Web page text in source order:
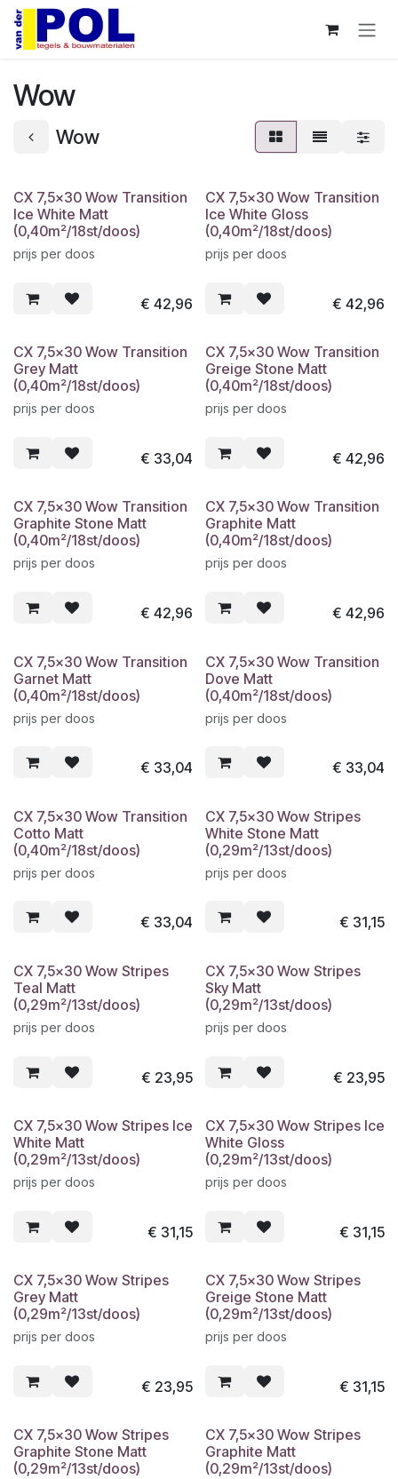
Overslaan naar inhoud
Wow
Wow
CX 7,5x30 Wow Transition
Ice White Matt
(0,40m²/18st/doos)
prijs per doos
€ 42,96
CX 7,5x30 Wow Transition
Ice White Gloss
(0,40m²/18st/doos)
prijs per doos
€ 42,96
CX 7,5x30 Wow Transition
Grey Matt
(0,40m²/18st/doos)
prijs per doos
€ 33,04
CX 7,5x30 Wow Transition
Greige Stone Matt
(0,40m²/18st/doos)
prijs per doos
€ 42,96
CX 7,5x30 Wow Transition
Graphite Stone Matt
(0,40m²/18st/doos)
prijs per doos
€ 42,96
CX 7,5x30 Wow Transition
Graphite Matt
(0,40m²/18st/doos)
prijs per doos
€ 42,96
CX 7,5x30 Wow Transition
Garnet Matt
(0,40m²/18st/doos)
prijs per doos
€ 33,04
CX 7,5x30 Wow Transition
Dove Matt
(0,40m²/18st/doos)
prijs per doos
€ 33,04
CX 7,5x30 Wow Transition
Cotto Matt
(0,40m²/18st/doos)
prijs per doos
€ 33,04
CX 7,5x30 Wow Stripes
White Stone Matt
(0,29m²/13st/doos)
prijs per doos
€ 31,15
CX 7,5x30 Wow Stripes
Teal Matt
(0,29m²/13st/doos)
prijs per doos
€ 23,95
CX 7,5x30 Wow Stripes
Sky Matt
(0,29m²/13st/doos)
prijs per doos
€ 23,95
CX 7,5x30 Wow Stripes Ice
White Matt
(0,29m²/13st/doos)
prijs per doos
€ 31,15
CX 7,5x30 Wow Stripes Ice
White Gloss
(0,29m²/13st/doos)
prijs per doos
€ 31,15
CX 7,5x30 Wow Stripes
Grey Matt
(0,29m²/13st/doos)
prijs per doos
€ 23,95
CX 7,5x30 Wow Stripes
Greige Stone Matt
(0,29m²/13st/doos)
prijs per doos
€ 31,15
CX 7,5x30 Wow Stripes
Graphite Stone Matt
(0,29m²/13st/doos)
CX 7,5x30 Wow Stripes
Graphite Matt
(0,29m²/13st/doos)